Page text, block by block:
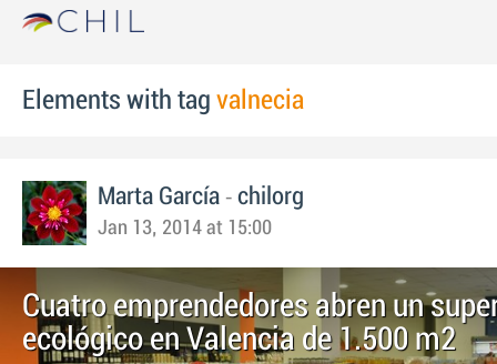
Elements with tag valnecia
Marta García - chilorg
Jan 13, 2014 at 15:00
Cuatro emprendedores abren un
ecológico en Valencia de 1.500 m2